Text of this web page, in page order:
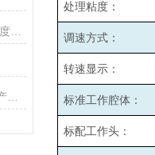
处理粘度：
调速方式：
转速显示：
标准工作腔体：
标配工作头：